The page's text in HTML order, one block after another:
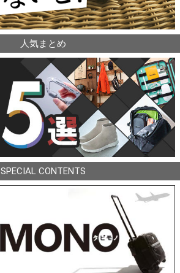
人気まとめ
SPECIAL CONTENTS